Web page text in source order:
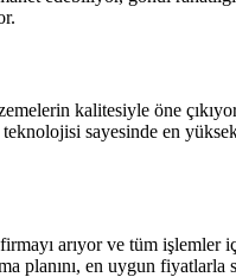
kalitesiyle öne
sayesinde en
arıyor ve tüm işlemler
planını, en uygun fiyatlarla